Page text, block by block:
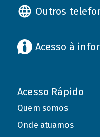
Outros
Acesso à
Acesso Rápido
Quem somos
Onde atuamos